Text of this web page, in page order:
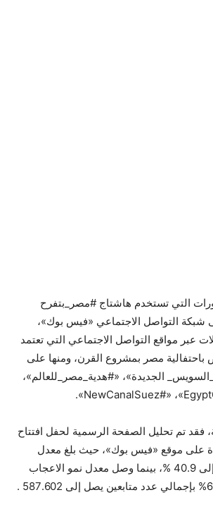
التي تستخدم هاشتاج #مصر_بتفرح
250.000 على شبكة التواصل الاجتماعي «فيس بوك»،
عبر مواقع التواصل الاجتماعي التي تعتمد
مصر بمشروع القرن، ومنها على
الجديدة»، «#هدية_مصر_للعالم»،
فقد تم تحليل الصفحة الرسمية لحفل افتتاح
على موقع «فيس بوك»، حيث بلغ معدل
التفاعل مع الصفحة إلى 40.9 %، بينما وصل معدل نمو الاعجاب